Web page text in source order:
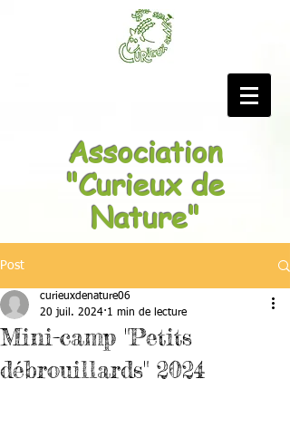
Association
"Curieux de
Nature"
Post
Mini-camp "Petits
débrouillards" 2024
curieuxdenature06
20 juil. 2024 1 min de lecture